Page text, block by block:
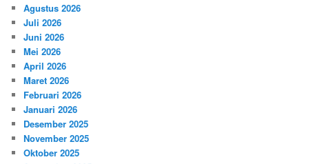
Agustus 2026
Juli 2026
Juni 2026
Mei 2026
April 2026
Maret 2026
Februari 2026
Januari 2026
Desember 2025
November 2025
Oktober 2025